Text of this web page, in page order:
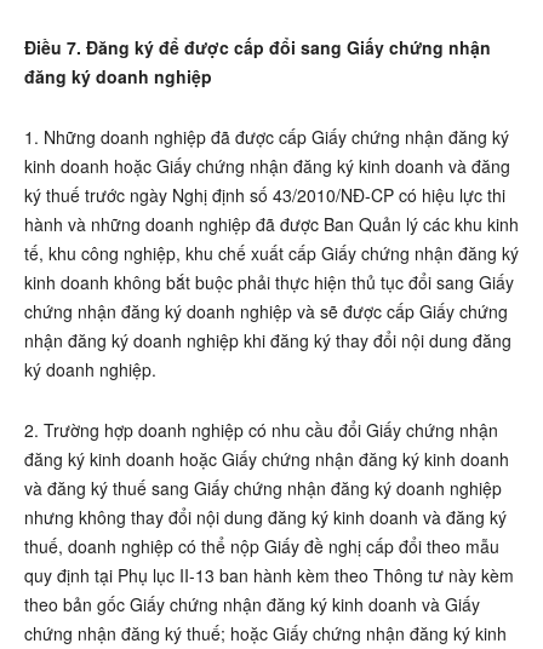
Điều 7. Đăng ký để được cấp đổi sang Giấy chứng nhận
đăng ký doanh nghiệp
1. Những doanh nghiệp đã được cấp Giấy chứng nhận đăng ký
kinh doanh hoặc Giấy chứng nhận đăng ký kinh doanh và đăng
ký thuế trước ngày Nghị định số 43/2010/NĐ-CP có hiệu lực thi
hành và những doanh nghiệp đã được Ban Quản lý các khu kinh
tế, khu công nghiệp, khu chế xuất cấp Giấy chứng nhận đăng ký
kinh doanh không bắt buộc phải thực hiện thủ tục đổi sang Giấy
chứng nhận đăng ký doanh nghiệp và sẽ được cấp Giấy chứng
nhận đăng ký doanh nghiệp khi đăng ký thay đổi nội dung đăng
ký doanh nghiệp.
2. Trường hợp doanh nghiệp có nhu cầu đổi Giấy chứng nhận
đăng ký kinh doanh hoặc Giấy chứng nhận đăng ký kinh doanh
và đăng ký thuế sang Giấy chứng nhận đăng ký doanh nghiệp
nhưng không thay đổi nội dung đăng ký kinh doanh và đăng ký
thuế, doanh nghiệp có thể nộp Giấy đề nghị cấp đổi theo mẫu
quy định tại Phụ lục II-13 ban hành kèm theo Thông tư này kèm
theo bản gốc Giấy chứng nhận đăng ký kinh doanh và Giấy
chứng nhận đăng ký thuế; hoặc Giấy chứng nhận đăng ký kinh